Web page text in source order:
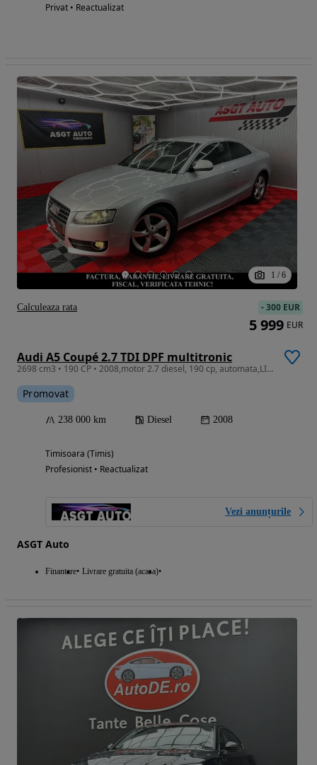
Privat • Reactualizat
1 / 6
Audi A5 Coupé 2.7 TDI DPF multitronic
2698 cm3 • 190 CP • 2008,motor 2.7 diesel, 190 cp, automata,LIVRARE GRATUITA, GARANTIE
Promovat
238 000 km Diesel 2008
Timisoara (Timis)
Profesionist • Reactualizat
Vezi anunțurile
ASGT Auto
Finantare Livrare gratuita (acasa)
-300 EUR
5 999 EUR
Calculeaza rata